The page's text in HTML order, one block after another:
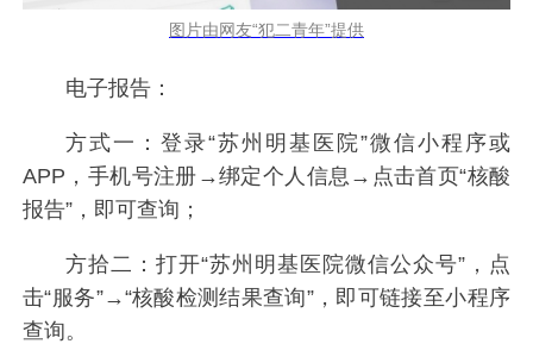
图片由网友“犯二青年”提供
电子报告：
方式一：登录“苏州明基医院”微信小程序或
APP，手机号注册→绑定个人信息→点击首页“核酸
报告”，即可查询；
方拾二：打开“苏州明基医院微信公众号”，点
击“服务”→“核酸检测结果查询”，即可链接至小程序
查询。